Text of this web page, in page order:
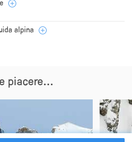
alpina
piacere...